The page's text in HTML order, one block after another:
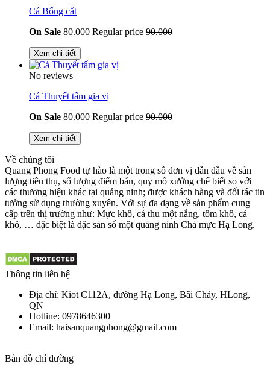
Cá Bống cắt
On Sale 80.000 Regular price 90.000
Xem chi tiết
No reviews
Cá Thuyết tẩm gia vị
On Sale 80.000 Regular price 90.000
Xem chi tiết
Về chúng tôi
Quang Phong Food tự hào là một trong số đơn vị dẫn đầu về sản
lượng tiêu thụ, số lượng điểm bán, quy mô xưởng chế biết so với
các thương hiệu khác tại quảng ninh; được khách hàng và đối tác tin
tưởng sử dụng thường xuyên. Với sự đa dạng về sản phẩm cung
cấp trên thị trường như: Mực khô, cá thu một nắng, tôm khô, cá
khô, … đặc biệt là đặc sản số một quảng ninh Chả mực Hạ Long.
Thông tin liên hệ
Địa chỉ: Kiot C112A, đường Hạ Long, Bãi Cháy, HLong,
QN
Hotline: 0978646300
Email: haisanquangphong@gmail.com
Bản đồ chỉ đường